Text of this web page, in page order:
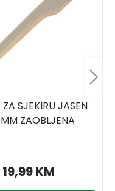
ZA SJEKIRU JASEN
ZAOBLJENA
19,99 KM